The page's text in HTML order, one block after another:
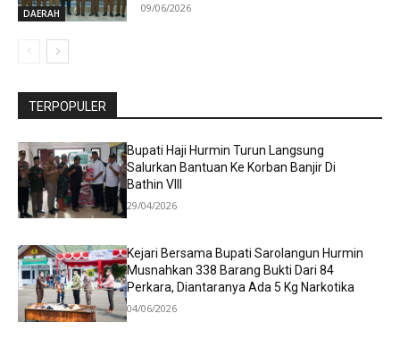
DAERAH 09/06/2026
TERPOPULER
Bupati Haji Hurmin Turun Langsung
Salurkan Bantuan Ke Korban Banjir Di
Bathin VIII
29/04/2026
Kejari Bersama Bupati Sarolangun Hurmin
Musnahkan 338 Barang Bukti Dari 84
Perkara, Diantaranya Ada 5 Kg Narkotika
04/06/2026